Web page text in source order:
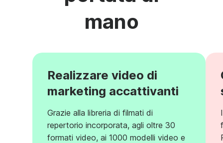
mano
Realizzare video di
marketing accattivanti
Grazie alla libreria di filmati di
repertorio incorporata, agli oltre 30
formati video, ai 1000 modelli video e